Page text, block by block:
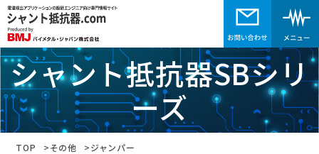
シャント抵抗器SBシリ
ーズ
TOP その他 ジャンパー